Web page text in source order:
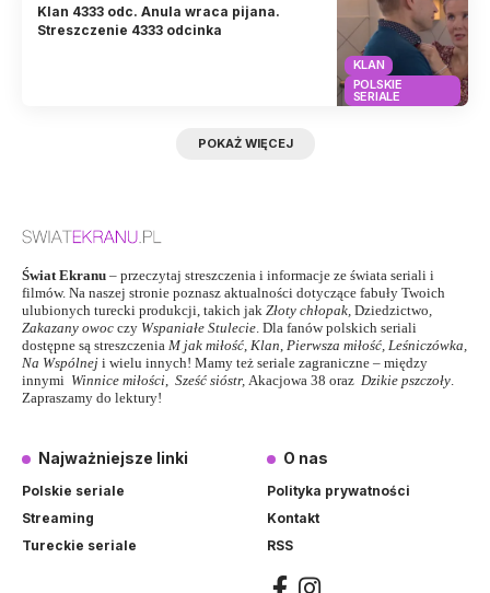
KLAN
POLSKIE
SERIALE
Klan 4333 odc. Anula wraca pijana.
Streszczenie 4333 odcinka
POKAŻ WIĘCEJ
Świat Ekranu – przeczytaj streszczenia i informacje ze świata seriali i
filmów. Na naszej stronie poznasz aktualności dotyczące fabuły Twoich
ulubionych turecki produkcji, takich jak Złoty chłopak, Dziedzictwo,
Zakazany owoc czy Wspaniałe Stulecie. Dla fanów polskich seriali
dostępne są streszczenia M jak miłość, Klan, Pierwsza miłość, Leśniczówka,
Na Wspólnej i wielu innych! Mamy też seriale zagraniczne – między
innymi Winnice miłości, Sześć sióstr, Akacjowa 38 oraz Dzikie pszczoły.
Zapraszamy do lektury!
Najważniejsze linki
Polskie seriale
Streaming
Tureckie seriale
O nas
Polityka prywatności
Kontakt
RSS